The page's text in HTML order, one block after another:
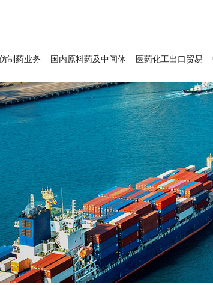
制药业务 国内原料药及中间体 医药化工出口贸易